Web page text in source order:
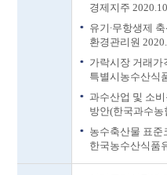
경제지주
유기∙무항생제
환경관리원
가락시장 거래가
특별시농수산식
과수산업 및 소
방안(한국과수농
농수축산물 표준
한국농수산식품